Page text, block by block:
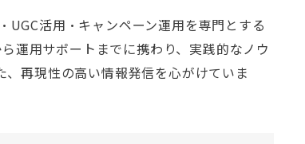
活用・キャンペーン運用を専門とする
運用サポートまでに携わり、実践的なノウ
再現性の高い情報発信を心がけていま